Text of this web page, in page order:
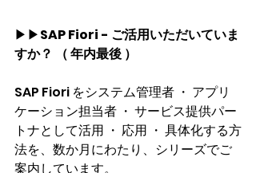
▶▶SAP Fiori - ご活用いただいていま
すか？ （ 年内最後 ）
SAP Fiori をシステム管理者 ・ アプリ
ケーション担当者 ・ サービス提供パー
トナとして活用 ・ 応用 ・ 具体化する方
法を、数か月にわたり、シリーズでご
案内しています。